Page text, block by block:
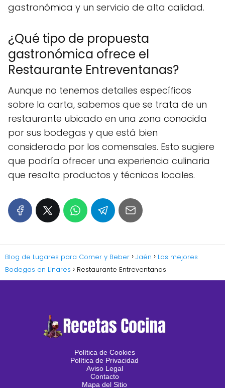
gastronómica y un servicio de alta calidad.
¿Qué tipo de propuesta
gastronómica ofrece el
Restaurante Entreventanas?
Aunque no tenemos detalles específicos
sobre la carta, sabemos que se trata de un
restaurante ubicado en una zona conocida
por sus bodegas y que está bien
considerado por los comensales. Esto sugiere
que podría ofrecer una experiencia culinaria
que resalta productos y técnicas locales.
Blog de Lugares para Comer y Beber Jaén
Las mejores
Bodegas en Linares
Restaurante Entreventanas
Política de Cookies
Política de Privacidad
Aviso Legal
Contacto
Mapa del Sitio